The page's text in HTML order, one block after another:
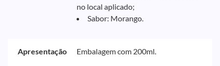
no local aplicado;
Sabor: Morango.
Apresentação Embalagem com 200ml.